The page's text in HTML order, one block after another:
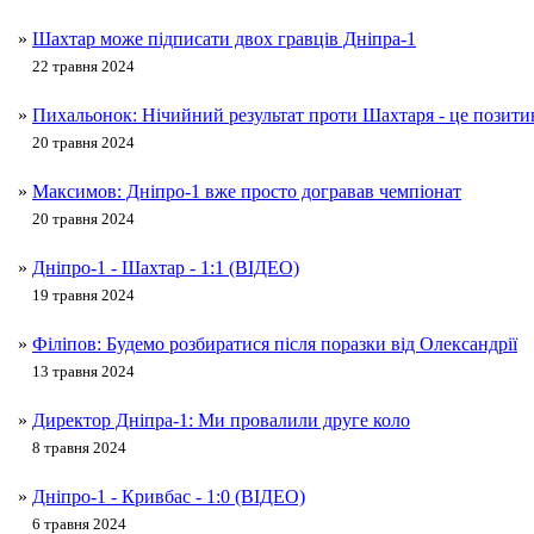
» Шахтар може підписати двох гравців Дніпра-1
22 травня 2024
» Пихальонок: Нічийний результат проти Шахтаря - це
20 травня 2024
» Максимов: Дніпро-1 вже просто догравав чемпіонат
20 травня 2024
» Дніпро-1 - Шахтар - 1:1 (ВІДЕО)
19 травня 2024
» Філіпов: Будемо розбиратися після поразки від Олександрії
13 травня 2024
» Директор Дніпра-1: Ми провалили друге коло
8 травня 2024
» Дніпро-1 - Кривбас - 1:0 (ВІДЕО)
6 травня 2024